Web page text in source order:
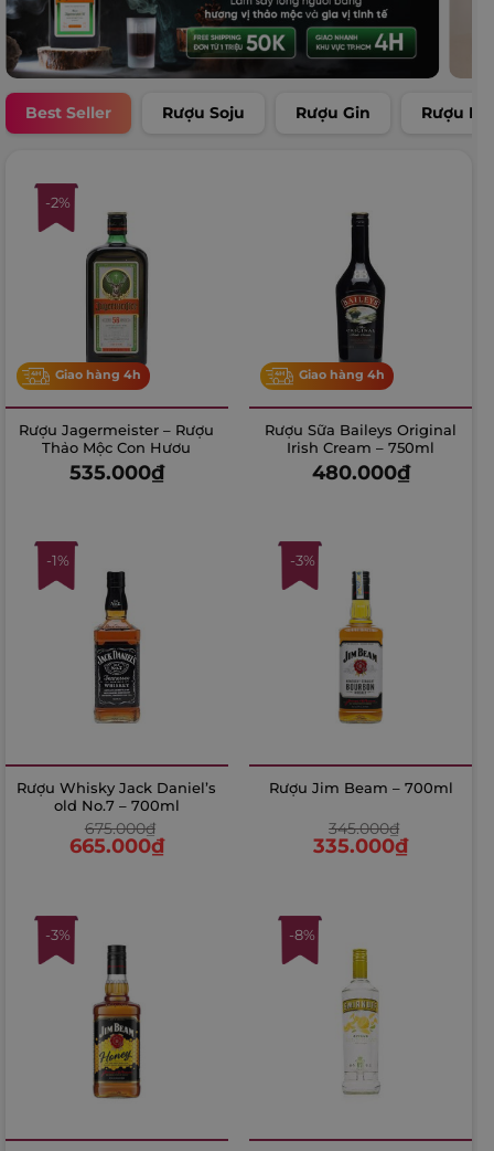
Best Seller Rượu Soju Rượu Gin Rượu
-2%
Giao hàng 4h
Rượu Jagermeister – Rượu
Thảo Mộc Con Hươu
535.000₫
Giao hàng 4h
Rượu Sữa Baileys Original
Irish Cream – 750ml
480.000₫
-1%
Rượu Whisky Jack Daniel’s
old No.7 – 700ml
675.000₫
665.000₫
-3%
Rượu Jim Beam – 700ml
345.000₫
335.000₫
-3% -8%